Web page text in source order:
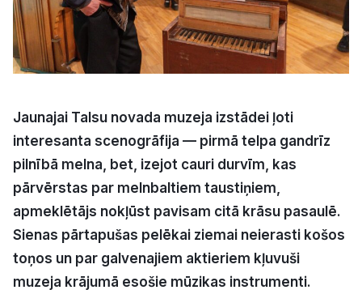
Video
Vieta
Sludinājumi
Pasākumi
Reklāma
Politiskā reklāma
Jaunajai Talsu novada muzeja izstādei ļoti
interesanta scenogrāfija — pirmā telpa gandrīz
pilnībā melna, bet, izejot cauri durvīm, kas
pārvērstas par melnbaltiem taustiņiem,
apmeklētājs nokļūst pavisam citā krāsu pasaulē.
Sienas pārtapušas pelēkai ziemai neierasti košos
toņos un par galvenajiem aktieriem kļuvuši
muzeja krājumā esošie mūzikas instrumenti.